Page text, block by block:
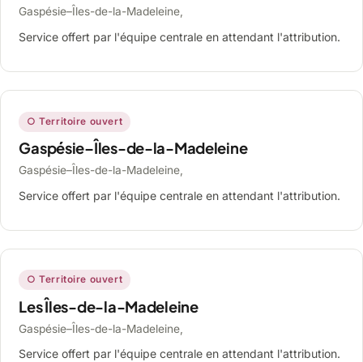
Gaspésie–Îles-de-la-Madeleine,
Service offert par l'équipe centrale en attendant l'attribution.
○ Territoire ouvert
Gaspésie–Îles-de-la-Madeleine
Gaspésie–Îles-de-la-Madeleine,
Service offert par l'équipe centrale en attendant l'attribution.
○ Territoire ouvert
Les Îles-de-la-Madeleine
Gaspésie–Îles-de-la-Madeleine,
Service offert par l'équipe centrale en attendant l'attribution.